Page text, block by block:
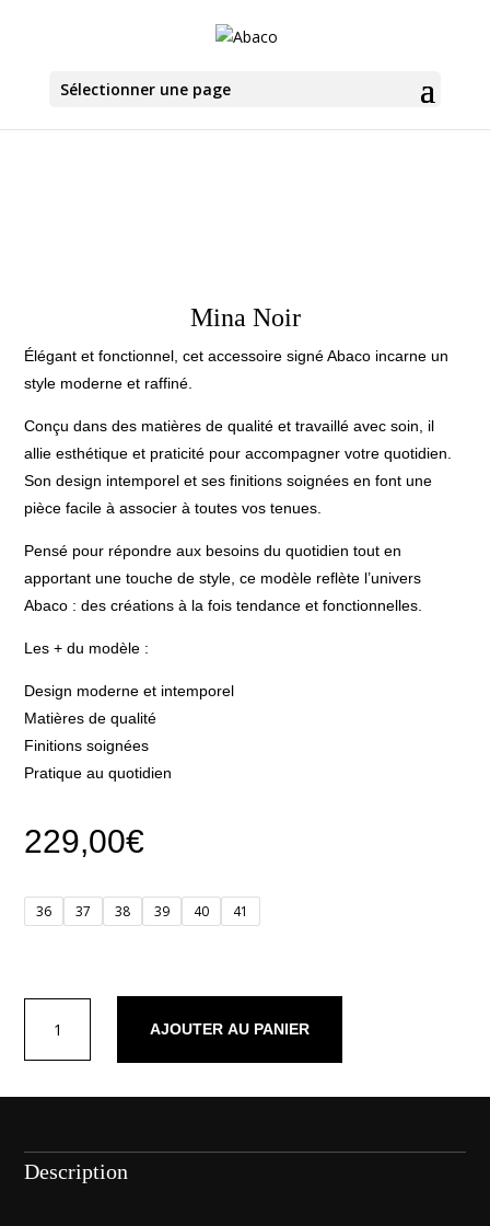
Sélectionner une page
Mina Noir
Élégant et fonctionnel, cet accessoire signé Abaco incarne un
style moderne et raffiné.
Conçu dans des matières de qualité et travaillé avec soin, il
allie esthétique et praticité pour accompagner votre quotidien.
Son design intemporel et ses finitions soignées en font une
pièce facile à associer à toutes vos tenues.
Pensé pour répondre aux besoins du quotidien tout en
apportant une touche de style, ce modèle reflète l’univers
Abaco : des créations à la fois tendance et fonctionnelles.
Les + du modèle :
Design moderne et intemporel
Matières de qualité
Finitions soignées
Pratique au quotidien
229,00€
36 37 38 39 40 41
Mina
AJOUTER AU PANIER
Description